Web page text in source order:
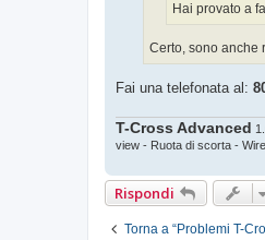
Hai provato a
Certo, sono anche
Fai una telefonata al:
T-Cross Advanced
view - Ruota di scorta -
Rispondi
Torna a “Problemi T-